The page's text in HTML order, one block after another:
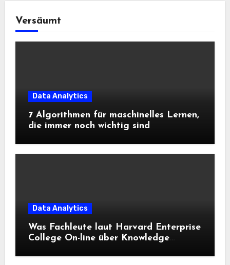
Versäumt
Data Analytics
7 Algorithmen für maschinelles Lernen,
die immer noch wichtig sind
Data Analytics
Was Fachleute laut Harvard Enterprise
College On-line über Knowledge